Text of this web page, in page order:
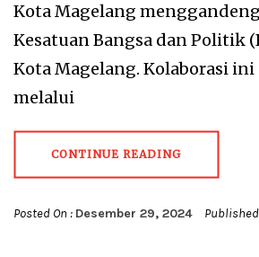
Kota Magelang
Kesatuan Bangsa dan Politik
Kota Magelang. Kolaborasi
melalui
CONTINUE READING
Posted On : Desember 29, 2024